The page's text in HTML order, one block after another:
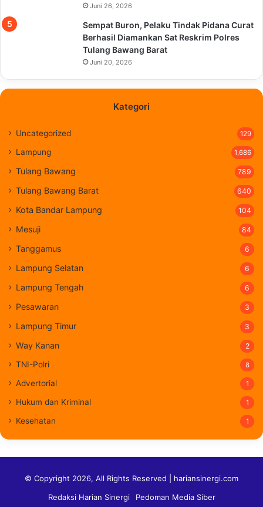
Juni 26, 2026
Sempat Buron, Pelaku Tindak Pidana Curat
Berhasil Diamankan Sat Reskrim Polres
Tulang Bawang Barat
Juni 20, 2026
Kategori
Uncategorized 129
Lampung 1,686
Tulang Bawang 789
Tulang Bawang Barat 640
Kota Bandar Lampung 104
Mesuji 84
Tanggamus 6
Lampung Selatan 6
Lampung Tengah 6
Pesawaran 3
Lampung Timur 3
Way Kanan 2
TNI-Polri 8
Advertorial 1
Hukum dan Kriminal 1
Kesehatan 1
© Copyright 2026, All Rights Reserved | hariansinergi.com
Redaksi Harian Sinergi
Pedoman Media Siber